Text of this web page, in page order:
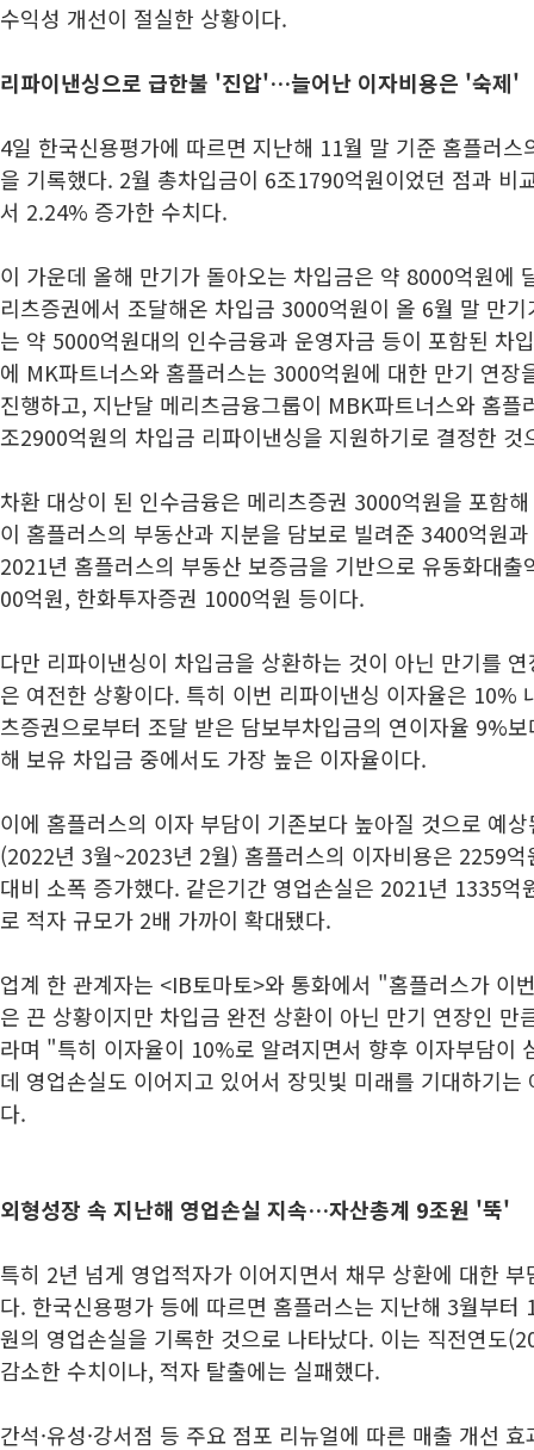
수익성 개선이 절실한 상황이다.
리파이낸싱으로 급한불 '진압'…늘어난 이자비용은 '숙제'
4일 한국신용평가에 따르면 지난해 11월 말 기준 홈플러
을 기록했다. 2월 총차입금이 6조1790억원이었던 점과 비
서 2.24% 증가한 수치다.
이 가운데 올해 만기가 돌아오는 차입금은 약 8000억원에
리츠증권에서 조달해온 차입금 3000억원이 올 6월 말 만
는 약 5000억원대의 인수금융과 운영자금 등이 포함된 차
에 MK파트너스와 홈플러스는 3000억원에 대한 만기 연장
진행하고, 지난달 메리츠금융그룹이 MBK파트너스와 홈플
조2900억원의 차입금 리파이낸싱을 지원하기로 결정한
차환 대상이 된 인수금융은 메리츠증권 3000억원을 포함
이 홈플러스의 부동산과 지분을 담보로 빌려준 3400억원
2021년 홈플러스의 부동산 보증금을 기반으로 유동화대
00억원, 한화투자증권 1000억원 등이다.
다만 리파이낸싱이 차입금을 상환하는 것이 아닌 만기를
은 여전한 상황이다. 특히 이번 리파이낸싱 이자율은 10%
츠증권으로부터 조달 받은 담보부차입금의 연이자율 9%
해 보유 차입금 중에서도 가장 높은 이자율이다.
이에 홈플러스의 이자 부담이 기존보다 높아질 것으로 예
(2022년 3월~2023년 2월) 홈플러스의 이자비용은 2259
대비 소폭 증가했다. 같은기간 영업손실은 2021년 1335
로 적자 규모가 2배 가까이 확대됐다.
업계 한 관계자는 <IB토마토>와 통화에서 "홈플러스가 이
은 끈 상황이지만 차입금 완전 상환이 아닌 만기 연장인 만
라며 "특히 이자율이 10%로 알려지면서 향후 이자부담이
데 영업손실도 이어지고 있어서 장밋빛 미래를 기대하기
다.
외형성장 속 지난해 영업손실 지속…자산총계 9조원 '뚝'
특히 2년 넘게 영업적자가 이어지면서 채무 상환에 대한
다. 한국신용평가 등에 따르면 홈플러스는 지난해 3월부
원의 영업손실을 기록한 것으로 나타났다. 이는 직전연도
감소한 수치이나, 적자 탈출에는 실패했다.
간석·유성·강서점 등 주요 점포 리뉴얼에 따른 매출 개선